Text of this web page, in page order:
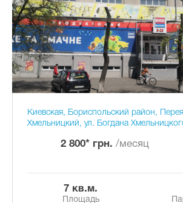
Киевская, Бориспольский район,
Хмельницкий, ул. Богдана
2 800* грн. /месяц
7 кв.м.
Площадь